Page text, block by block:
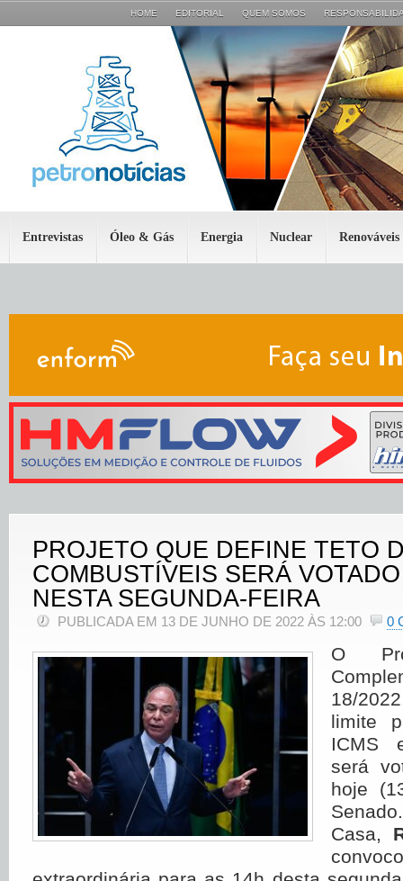
HOME EDITORIAL QUEM SOMOS
Entrevistas Óleo & Gás Energia Nuclear Renováveis
PROJETO QUE DEFINE TETO
COMBUSTÍVEIS SERÁ
NESTA SEGUNDA-FEIRA
PUBLICADA EM 13 DE JUNHO DE 2022 ÀS 12:00 0
O
18/
limite
ICMS
será
hoje
Casa,